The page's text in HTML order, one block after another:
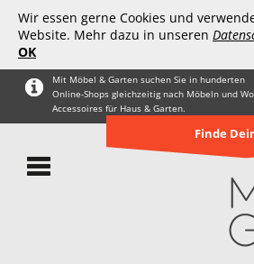
Wir essen gerne Cookies und
Website. Mehr dazu in unseren
OK
Mit Möbel & Garten suchen Sie in hunderten
Online-Shops gleichzeitig nach Möbeln und
Accessoires für Haus & Garten.
Finde